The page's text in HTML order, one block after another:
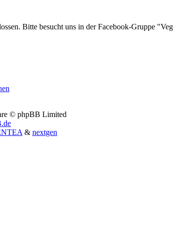
Bitte besucht uns in der Facebook-Gruppe
© phpBB Limited
& nextgen